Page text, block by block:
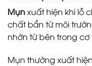
Mụnxuất hiện khi lỗ
chất bẩn từ môi
nhờn từ bên trong cơ
Mụn thường xuất